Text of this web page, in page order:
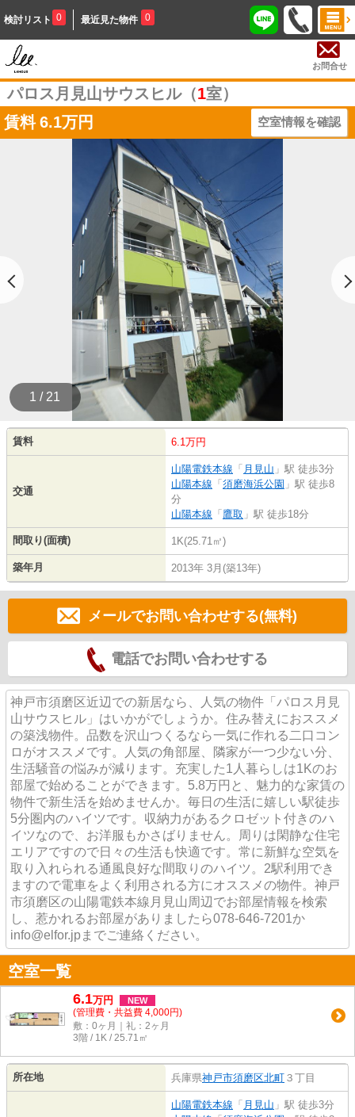
検討リスト 0 最近見た物件 0
お問合せ
パロス月見山サウスヒル（1室）
賃料 6.1万円 空室情報を確認
1 / 21
賃料 6.1万円
交通
山陽電鉄本線 「 月見山 」駅 徒歩3分
山陽本線 「須磨海浜公園 」駅 徒歩8
分
山陽本線 「鷹取 」駅 徒歩18分
間取り(面積) 1K(25.71㎡)
築年月 2013年 3月(築13年)
メールでお問い合わせする(無料)
電話でお問い合わせする
神戸市須磨区近辺での新居なら、人気の物件「パロス月見
山サウスヒル」はいかがでしょうか。住み替えにおススメ
の築浅物件。品数を沢山つくるなら一気に作れる二口コン
ロがオススメです。人気の角部屋、隣家が一つ少ない分、
生活騒音の悩みが減ります。充実した1人暮らしは1Kのお
部屋で始めることができます。5.8万円と、魅力的な家賃の
物件で新生活を始めませんか。毎日の生活に嬉しい駅徒歩
5分圏内のハイツです。収納力があるクロゼット付きのハ
イツなので、お洋服もかさばりません。周りは閑静な住宅
エリアですので日々の生活も快適です。常に新鮮な空気を
取り入れられる通風良好な間取りのハイツ。2駅利用でき
ますので電車をよく利用される方にオススメの物件。神戸
市須磨区の山陽電鉄本線月見山周辺でお部屋情報を検索
し、惹かれるお部屋がありましたら078-646-7201か
info@elfor.jpまでご連絡ください。
空室一覧
6.1万円 NEW
(管理費・共益費 4,000円)
敷：0ヶ月｜礼：2ヶ月
3階 / 1K / 25.71㎡
所在地 兵庫県神戸市須磨区北町 ３丁目
山陽電鉄本線 「 月見山 」駅 徒歩3分